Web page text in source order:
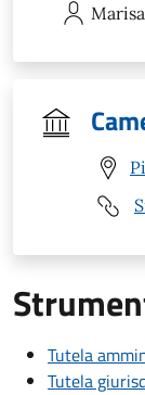
Marisa
Tutela
Tutela